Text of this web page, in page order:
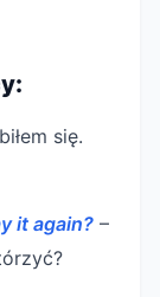
się.
it again?–